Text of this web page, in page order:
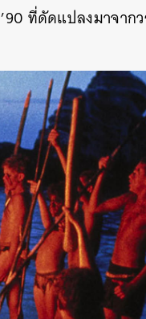
’90 ที่ดัดแปลงมาจาก